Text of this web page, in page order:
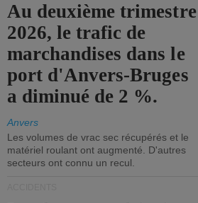
Au deuxième trimestre
2026, le trafic de
marchandises dans le
port d'Anvers-Bruges
a diminué de 2 %.
Anvers
Les volumes de vrac sec récupérés et le
matériel roulant ont augmenté. D'autres
secteurs ont connu un recul.